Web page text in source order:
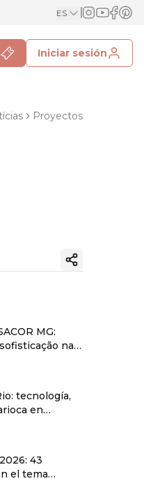
ES
Iniciar sesión
Proyectos
Copiar enlace
MG:
na
tecnología,
en
43
el tema